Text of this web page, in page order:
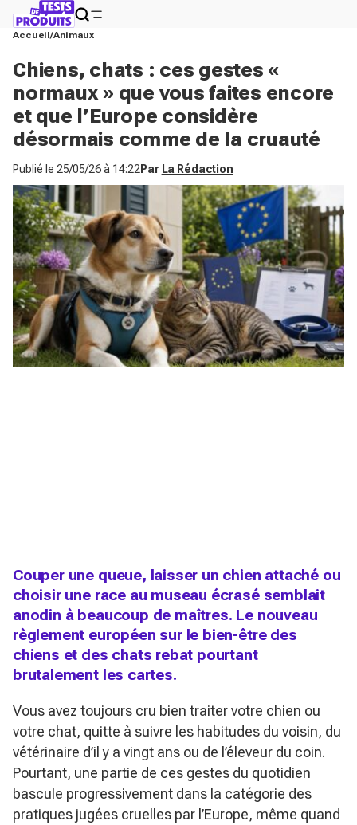
Accueil Animaux
Chiens, chats : ces gestes «
normaux » que vous faites encore
et que l’Europe considère
désormais comme de la cruauté
Publié le 25/05/26 à 14:22 Par La Rédaction
Couper une queue, laisser un chien attaché ou
choisir une race au museau écrasé semblait
anodin à beaucoup de maîtres. Le nouveau
règlement européen sur le bien-être des
chiens et des chats rebat pourtant
brutalement les cartes.
Vous avez toujours cru bien traiter votre chien ou
votre chat, quitte à suivre les habitudes du voisin, du
vétérinaire d’il y a vingt ans ou de l’éleveur du coin.
Pourtant, une partie de ces gestes du quotidien
bascule progressivement dans la catégorie des
pratiques jugées cruelles par l’Europe, même quand